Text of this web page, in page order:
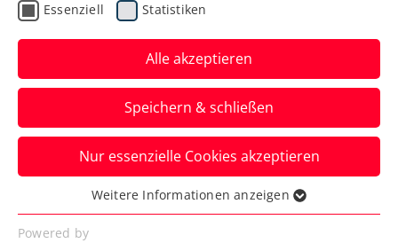
Erste Bank Virtual Open:
Mehr als 600
Teilnehmer:innen bei
Premiere
Die erste Austragung des Virtual-Reality-
Tennisturniers im Zuge der Erste Bank
Open war ein voller Erfolg.
Essenziell Statistiken
Alle akzeptieren
Speichern & schließen
Nur essenzielle Cookies akzeptieren
Essenziell
Essenzielle Cookies werden für grundlegende
Weitere Informationen anzeigen
Powered by